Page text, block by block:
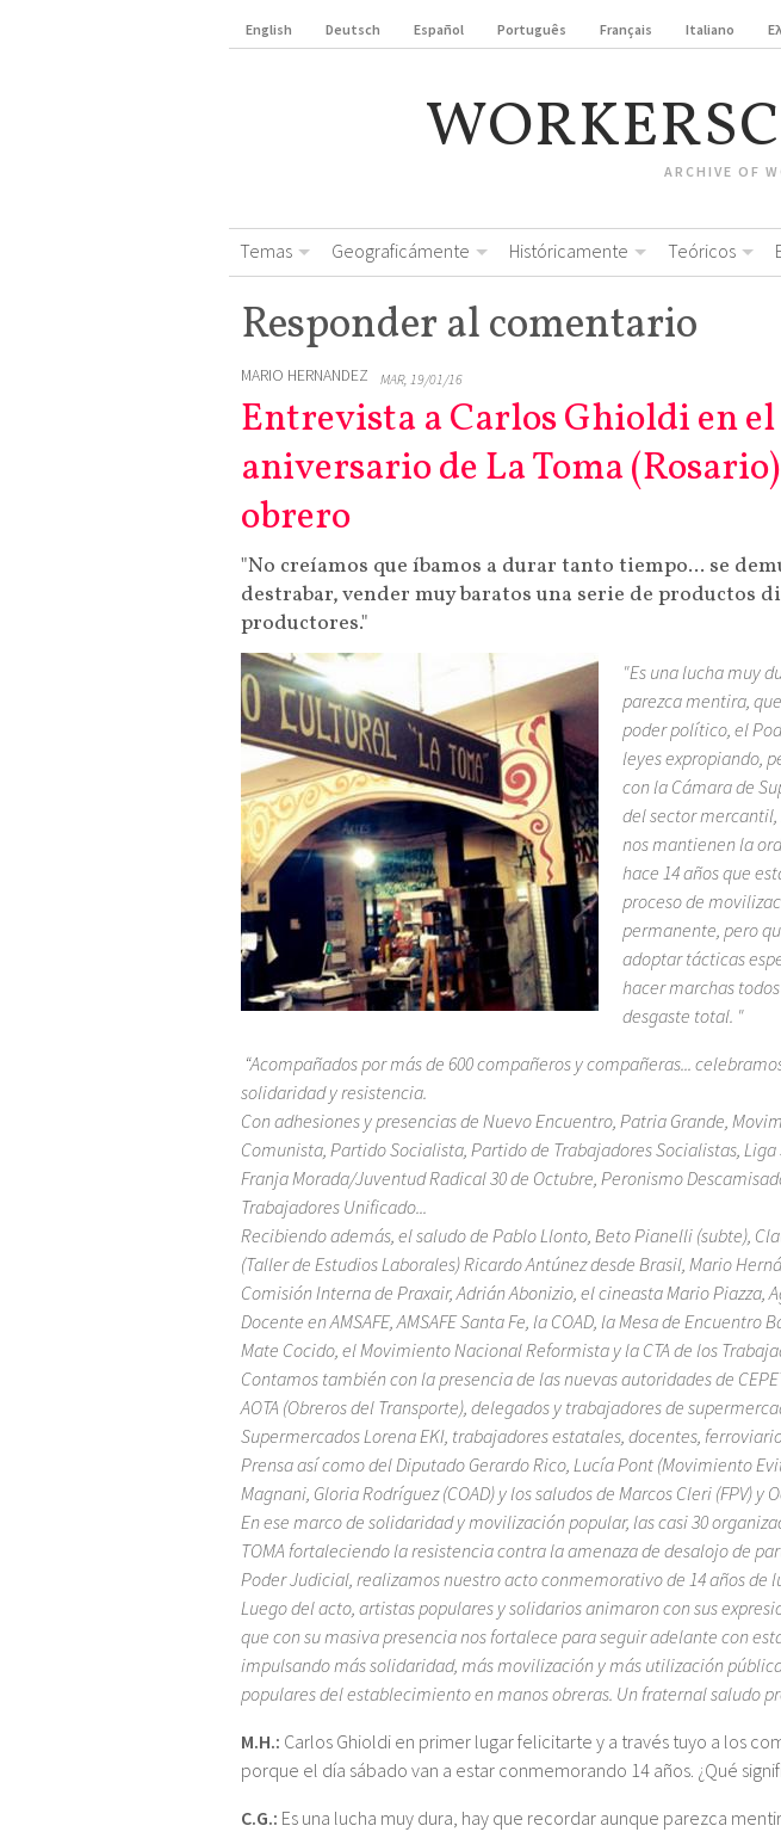
English Deutsch Español Português Français Italiano
ARCHIVE OF
Temas Geograficámente Históricamente Teóricos
Responder al comentario
MARIO HERNANDEZ MAR, 19/01/16
Entrevista a Carlos Ghioldi en el
aniversario de La Toma
obrero
"No creíamos que íbamos a durar tanto tiempo... se
destrabar, vender muy baratos una serie de productos
productores."
"Es una lucha muy
parezca mentira,
poder político, el
leyes expropiando,
con la Cámara de
del sector mercantil,
nos mantienen la
hace 14 años que
proceso de
permanente, pero
adoptar tácticas
hacer marchas
desgaste total. "
“Acompañados por más de 600 compañeros y compañeras...
solidaridad y resistencia.
Con adhesiones y presencias de Nuevo Encuentro, Patria Grande,
Comunista, Partido Socialista, Partido de Trabajadores Socialistas,
Franja Morada/Juventud Radical 30 de Octubre, Peronismo
Trabajadores Unificado...
Recibiendo además, el saludo de Pablo Llonto, Beto Pianelli (subte),
(Taller de Estudios Laborales) Ricardo Antúnez desde Brasil, Mario
Comisión Interna de Praxair, Adrián Abonizio, el cineasta Mario Piazza,
Docente en AMSAFE, AMSAFE Santa Fe, la COAD, la Mesa de Encuentro
Mate Cocido, el Movimiento Nacional Reformista y la CTA de los
Contamos también con la presencia de las nuevas autoridades de
AOTA (Obreros del Transporte), delegados y trabajadores de
Supermercados Lorena EKI, trabajadores estatales, docentes,
Prensa así como del Diputado Gerardo Rico, Lucía Pont (Movimiento
Magnani, Gloria Rodríguez (COAD) y los saludos de Marcos Cleri (FPV) y
En ese marco de solidaridad y movilización popular, las casi 30
TOMA fortaleciendo la resistencia contra la amenaza de desalojo de
Poder Judicial, realizamos nuestro acto conmemorativo de 14 años de
Luego del acto, artistas populares y solidarios animaron con sus
que con su masiva presencia nos fortalece para seguir adelante con
impulsando más solidaridad, más movilización y más utilización
populares del establecimiento en manos obreras. Un fraternal saludo
M.H.: Carlos Ghioldi en primer lugar felicitarte y a través tuyo a los
porque el día sábado van a estar conmemorando 14 años. ¿Qué
C.G.: Es una lucha muy dura, hay que recordar aunque parezca